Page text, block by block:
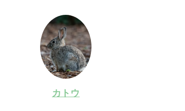
カトウ